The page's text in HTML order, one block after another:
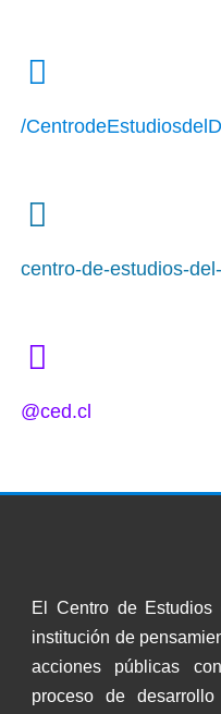
/
centro-de-estudios-
@ced.cl
El Centro de
institución de
acciones públicas
proceso de